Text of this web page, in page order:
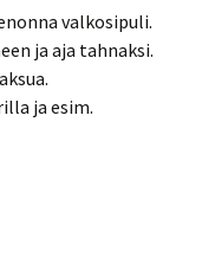
valkosipuli.
ja aja tahnaksi.
ja esim.